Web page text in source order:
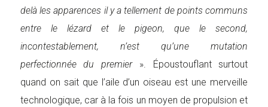
delà les apparences il y a tellement de points communs
entre le lézard et le pigeon, que le second,
incontestablement, n’est qu’une mutation
perfectionnée du premier». Époustouflant surtout
quand on sait que l’aile d’un oiseau est une merveille
technologique, car à la fois un moyen de propulsion et